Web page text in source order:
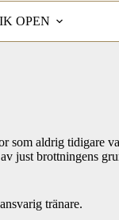
OPEN
som aldrig
just brottningens
tränare.